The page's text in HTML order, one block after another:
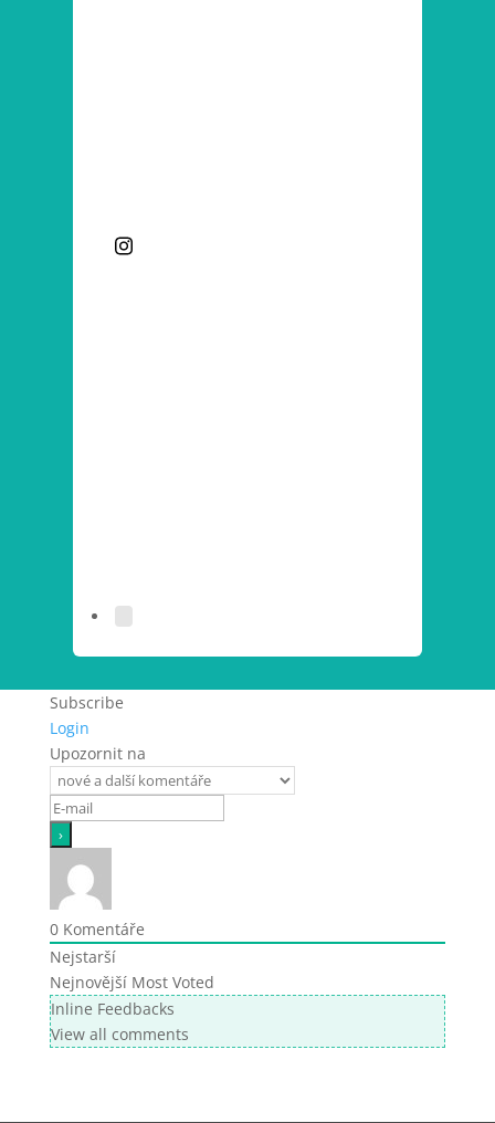
Subscribe
Login
Upozornit na
0Komentáře
Nejstarší
Nejnovější Most Voted
Inline Feedbacks
View all comments